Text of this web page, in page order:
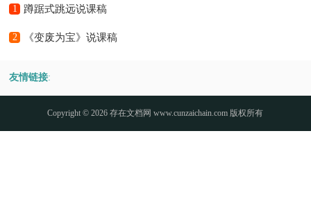
1 蹲踞式跳远说课稿
2 《变废为宝》说课稿
友情链接:
Copyright © 2026存在文档网 www.cunzaichain.com 版权所有